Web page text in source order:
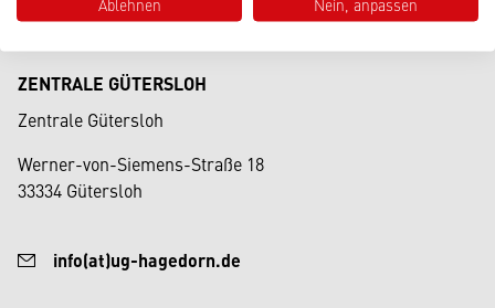
ZENTRALE GÜTERSLOH
Zentrale Gütersloh
Werner-von-Siemens-Straße 18
33334 Gütersloh
info(at)ug-hagedorn.de